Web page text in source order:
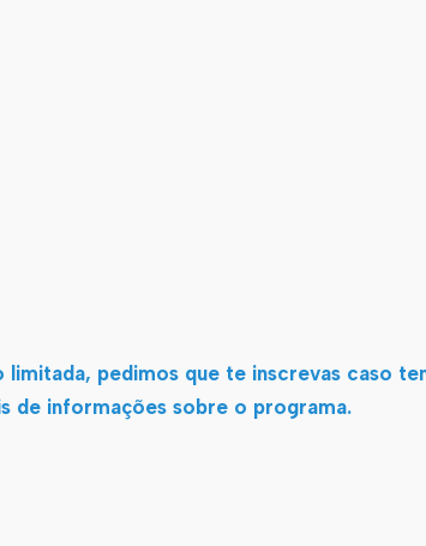
pedimos que te inscrevas caso
de informações sobre o programa.